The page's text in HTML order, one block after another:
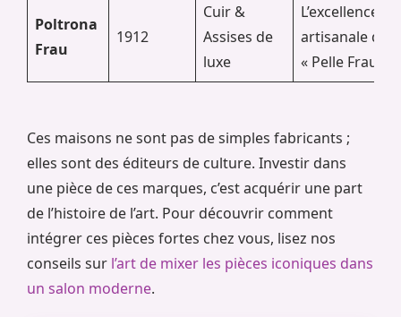
Poltrona
Frau
1912
Cuir &
Assises de
luxe
L’excellence
artisanale du
« Pelle Frau ».
Ces maisons ne sont pas de simples fabricants ;
elles sont des éditeurs de culture. Investir dans
une pièce de ces marques, c’est acquérir une part
de l’histoire de l’art. Pour découvrir comment
intégrer ces pièces fortes chez vous, lisez nos
conseils sur l’art de mixer les pièces iconiques dans
un salon moderne.